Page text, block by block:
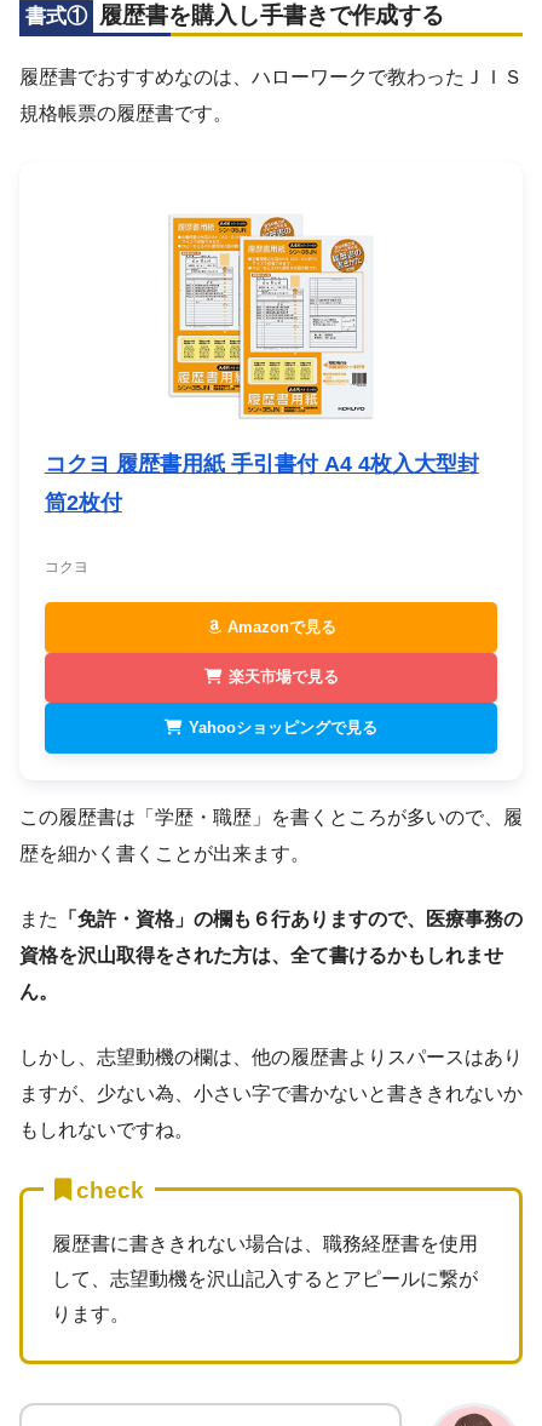
書式① 履歴書を購入し手書きで作成する
履歴書でおすすめなのは、ハローワークで教わったＪＩＳ
規格帳票の履歴書です。
コクヨ 履歴書用紙 手引書付 A4 4枚入大型封
筒2枚付
コクヨ
Amazonで見る
楽天市場で見る
Yahooショッピングで見る
この履歴書は「学歴・職歴」を書くところが多いので、履
歴を細かく書くことが出来ます。
また
「免許・資格」の欄も６行ありますので、医療事務の
資格を沢山取得をされた方は、全て書けるかもしれませ
ん。
しかし、志望動機の欄は、他の履歴書よりスパースはあり
ますが、少ない為、小さい字で書かないと書ききれないか
もしれないですね。
check
履歴書に書ききれない場合は、職務経歴書を使用
して、志望動機を沢山記入するとアピールに繋が
ります。